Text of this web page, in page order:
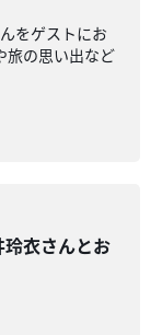
をゲストにお
旅の思い出など
衣さんとお